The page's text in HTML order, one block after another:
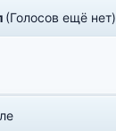
(Голосов ещё нет)